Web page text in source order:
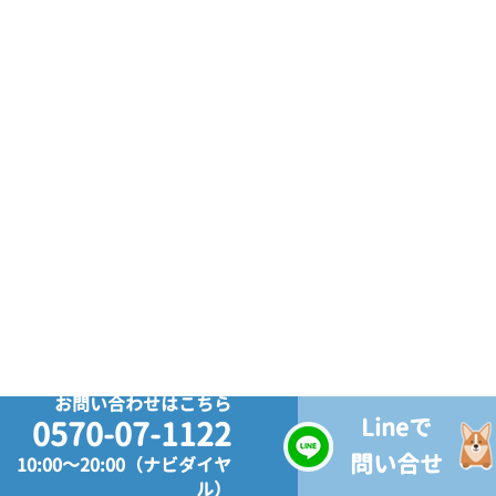
お問い合わせはこちら
0570-07-1122
10:00～20:00（ナビダイヤ
ル）
Lineで
問い合せ